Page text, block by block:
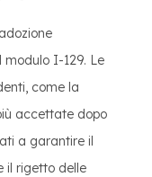
modulo I-129. Le
come la
accettate dopo
a garantire il
il rigetto delle